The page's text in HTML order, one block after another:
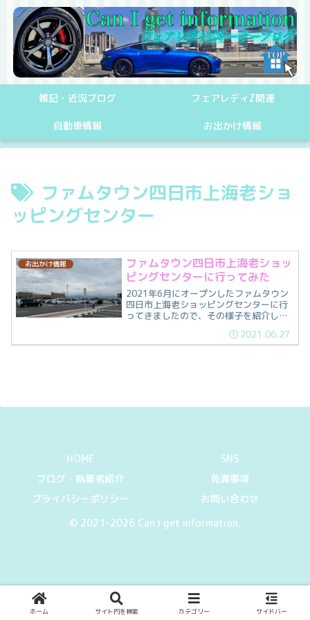
雑記・近況ブログ フェアレディZ関連
自動車情報 お出かけ情報
ファムタウン四日市上海老ショ
ッピングセンター
お出かけ情報
ファムタウン四日市上海老ショッ
ピングセンターに行ってみた
2021年6月にオープンしたファムタウン
四日市上海老ショッピングセンターに行
ってきましたので、その様子を紹介しま
2021.06.27
HOME
SNS
ブログ・執筆者紹介
免責事項
プライバシーポリシー
お問い合わせ
© 2021-2026 Can I get information.
ホーム サイト内を検索 カテゴリー サイドバー